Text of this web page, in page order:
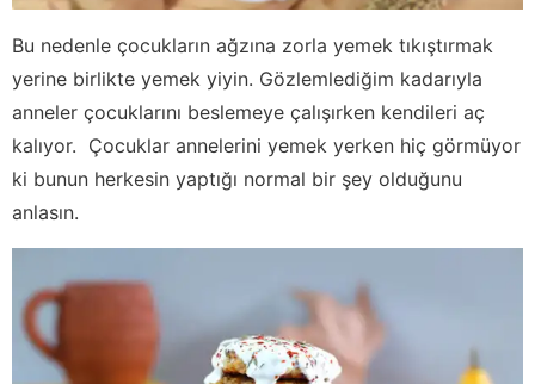
Bu nedenle çocukların ağzına zorla yemek tıkıştırmak
yerine birlikte yemek yiyin. Gözlemlediğim kadarıyla
anneler çocuklarını beslemeye çalışırken kendileri aç
kalıyor. Çocuklar annelerini yemek yerken hiç görmüyor
ki bunun herkesin yaptığı normal bir şey olduğunu
anlasın.